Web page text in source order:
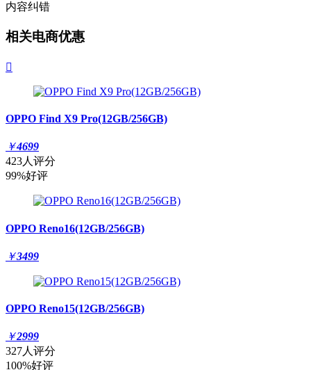
内容纠错
相关电商优惠

OPPO Find X9 Pro(12GB/256GB)
￥4699
423人评分
99%好评
OPPO Reno16(12GB/256GB)
￥3499
OPPO Reno15(12GB/256GB)
￥2999
327人评分
100%好评